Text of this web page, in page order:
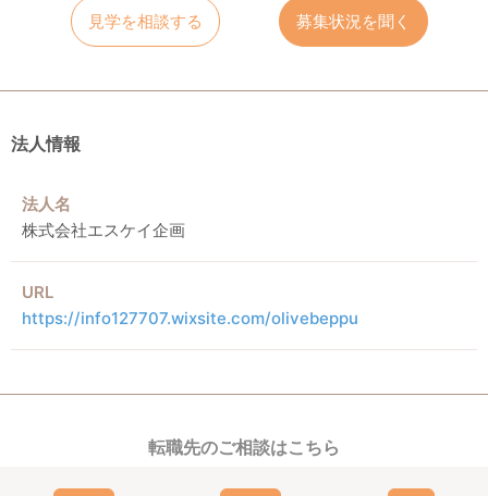
見学を相談する 募集状況を聞く
法人情報
法人名
株式会社エスケイ企画
URL
https://info127707.wixsite.com/olivebeppu
転職先のご相談はこちら